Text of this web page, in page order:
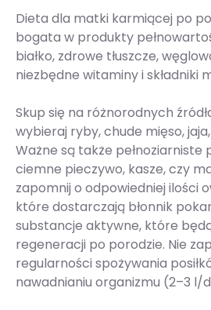
Dieta dla matki karmiącej po
bogata w produkty
białko, zdrowe tłuszcze,
niezbędne witaminy i składniki
Skup się na różnorodnych
wybieraj ryby, chude mięso,
Ważne są także pełnoziarniste
ciemne pieczywo, kasze, czy
zapomnij o odpowiedniej ilości
które dostarczają błonnik
substancje aktywne, które
regeneracji po porodzie. Nie
regularności spożywania
nawadnianiu organizmu (2–3 l/